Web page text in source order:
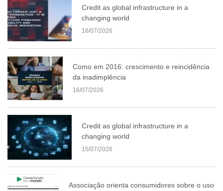
Credit as global infrastructure in a
changing world
16/07/2026
Como em 2016: crescimento e reincidência
da inadimplência
16/07/2026
Credit as global infrastructure in a
changing world
15/07/2026
Associação orienta consumidores sobre o uso